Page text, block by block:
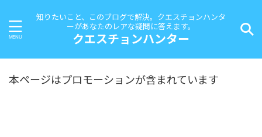
知りたいこと、このブログで解決。クエスチョンハンタ
ーがあなたのレアな疑問に答えます。
クエスチョンハンター
本ページはプロモーションが含まれています